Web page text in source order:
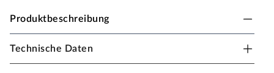
Produktbeschreibung
Gummimatten mit Anlaufkante ölfest
Technische Daten